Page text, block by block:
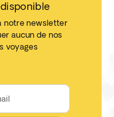
notre newsletter
aucun de nos
voyages